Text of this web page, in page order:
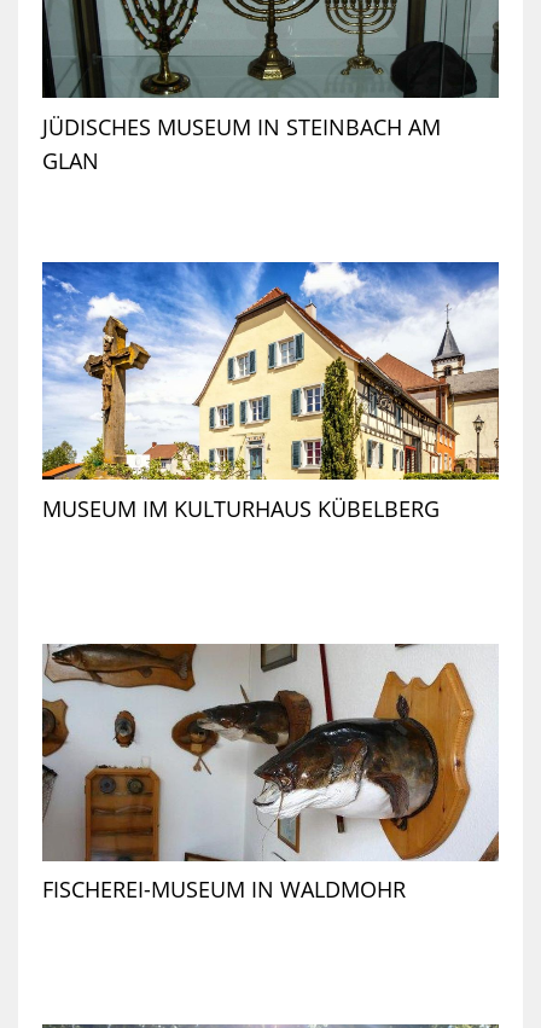
JÜDISCHES MUSEUM IN STEINBACH AM
GLAN
MUSEUM IM KULTURHAUS KÜBELBERG
FISCHEREI-MUSEUM IN WALDMOHR